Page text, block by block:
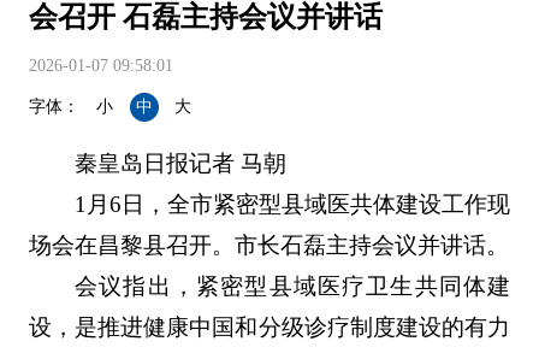
会召开 石磊主持会议并讲话
2026-01-07 09:58:01
字体： 小 中 大
秦皇岛日报记者 马朝
1月6日，全市紧密型县域医共体建设工作现
场会在昌黎县召开。市长石磊主持会议并讲话。
会议指出，紧密型县域医疗卫生共同体建
设，是推进健康中国和分级诊疗制度建设的有力